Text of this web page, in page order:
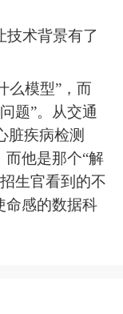
术背景有了
模型”，而
题”。从交通
脏疾病检测
他是那个“解
生官看到的不
命感的数据科